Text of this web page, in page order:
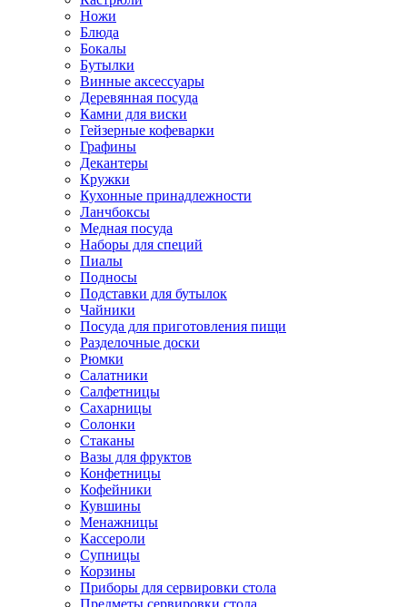
Ножи
Блюда
Бокалы
Бутылки
Винные аксессуары
Деревянная посуда
Камни для виски
Гейзерные кофеварки
Графины
Декантеры
Кружки
Кухонные принадлежности
Ланчбоксы
Медная посуда
Наборы для специй
Пиалы
Подносы
Подставки для бутылок
Чайники
Посуда для приготовления пищи
Разделочные доски
Рюмки
Салатники
Салфетницы
Сахарницы
Солонки
Стаканы
Вазы для фруктов
Конфетницы
Кофейники
Кувшины
Менажницы
Кассероли
Супницы
Корзины
Приборы для сервировки стола
Предметы сервировки стола